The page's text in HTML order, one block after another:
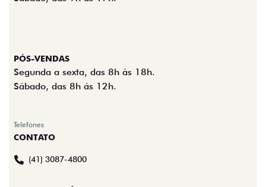
PÓS-VENDAS
Segunda a sexta, das 8h às 18h.
Sábado, das 8h ás 12h.
Telefones
CONTATO
(41) 3087-4800